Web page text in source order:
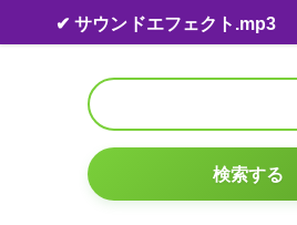
Skip to content
✔ サウンドエフェクト.mp3
検索する